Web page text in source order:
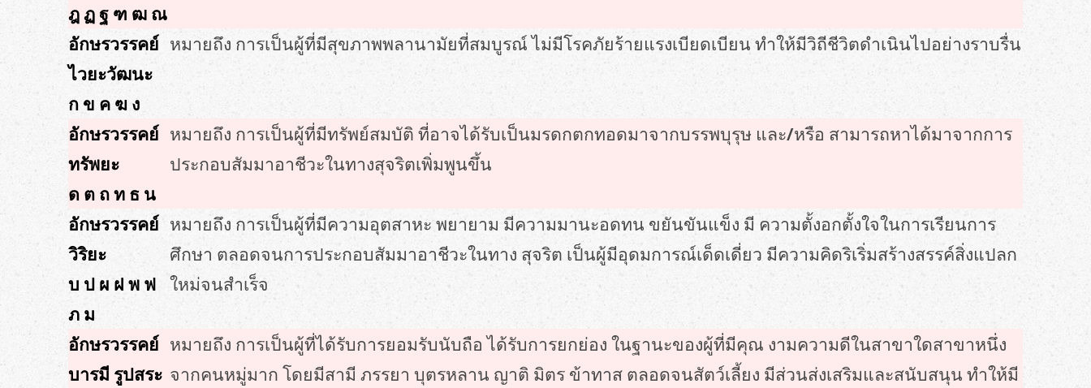
ฎ ฏ ฐ ฑ ฒ ณ
อักษรวรรคย์
ไวยะวัฒนะ
ก ข ค ฆ ง
หมายถึง การเป็นผู้ที่มีสุขภาพพลานามัยที่สมบูรณ์ ไม่มีโรคภัยร้ายแรงเบียดเบียน ทำให้มีวิถีชีวิตดำเนินไปอย่างราบรื่น
อักษรวรรคย์
ทรัพยะ
ด ต ถ ท ธ น
หมายถึง การเป็นผู้ที่มีทรัพย์สมบัติ ที่อาจได้รับเป็นมรดกตกทอดมาจากบรรพบุรุษ และ/หรือ สามารถหาได้มาจากการ
ประกอบสัมมาอาชีวะในทางสุจริตเพิ่มพูนขึ้น
อักษรวรรคย์
วิริยะ
บ ป ผ ฝ พ ฟ
ภ ม
หมายถึง การเป็นผู้ที่มีความอุตสาหะ พยายาม มีความมานะอดทน ขยันขันแข็ง มี ความตั้งอกตั้งใจในการเรียนการ
ศึกษา ตลอดจนการประกอบสัมมาอาชีวะในทาง สุจริต เป็นผู้มีอุดมการณ์เด็ดเดี่ยว มีความคิดริเริ่มสร้างสรรค์สิ่งแปลก
ใหม่จนสำเร็จ
อักษรวรรคย์
บารมี รูปสระ
หมายถึง การเป็นผู้ที่ได้รับการยอมรับนับถือ ได้รับการยกย่อง ในฐานะของผู้ที่มีคุณ งามความดีในสาขาใดสาขาหนึ่ง
จากคนหมู่มาก โดยมีสามี ภรรยา บุตรหลาน ญาติ มิตร ข้าทาส ตลอดจนสัตว์เลี้ยง มีส่วนส่งเสริมและสนับสนุน ทำให้มี